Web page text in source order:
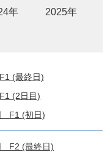
年
2025年
(最終日)
(2日目)
F1 (初日)
F2 (最終日)